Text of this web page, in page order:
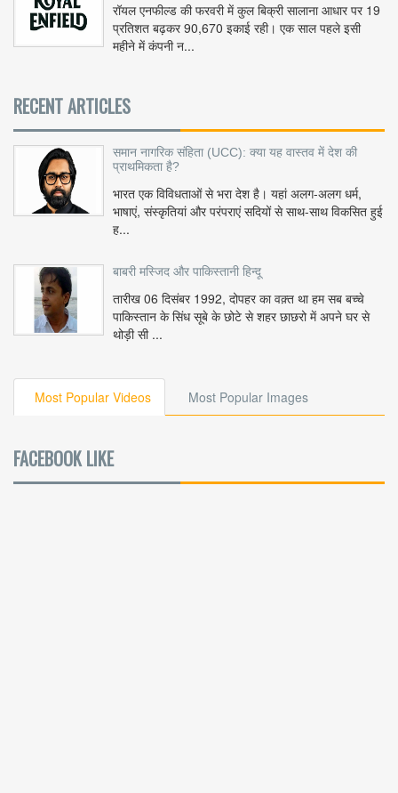
रॉयल एनफील्ड की फरवरी में कुल बिक्री सालाना आधार पर 19
प्रतिशत बढ़कर 90,670 इकाई रही। एक साल पहले इसी
महीने में कंपनी न...
RECENT ARTICLES
समान नागरिक संहिता (UCC): क्या यह वास्तव में देश की
प्राथमिकता है?
भारत एक विविधताओं से भरा देश है। यहां अलग-अलग धर्म,
भाषाएं, संस्कृतियां और परंपराएं सदियों से साथ-साथ विकसित हुई
ह...
बाबरी मस्जिद और पाकिस्तानी हिन्दू
तारीख 06 दिसंबर 1992, दोपहर का वक़्त था हम सब बच्चे
पाकिस्तान के सिंध सूबे के छोटे से शहर छाछरो में अपने घर से
थोड़ी सी ...
Most Popular Videos Most Popular Images
FACEBOOK LIKE